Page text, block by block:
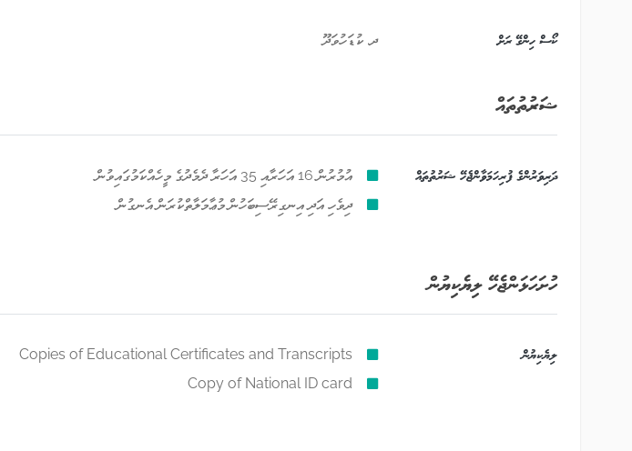
ކޯސް ހިންގޭ ރަށް ދ. ކުޑަހުވަދޫ
ޝަރުތުތައް
ދަރިވަރުންގެ ފުރިހަމަވާންޖެހޭ ޝަރުތުތައް
އުމުރުން 16 އަހަރާއި 35 އަހަރާ ދެމެދުގެ މީހެއްކަމުގައިވުން
ދިވެހި އަދި އިނގިރޭސިބަހުން މުޢާމަލާތްކުރަން އެނގުން
ހުށަހަޅަންޖެހޭ ލިޔެކިޔުން
ލިޔެކިޔުން
Copies of Educational Certificates and Transcripts
Copy of National ID card